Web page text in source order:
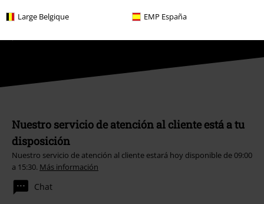
Large Belgique EMP España
Ayuda (FAQ)
Devolver un artículo
Información de tallas generales
Cancelar mi membresía BSC